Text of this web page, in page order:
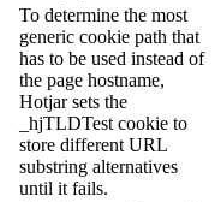
To determine the most
generic cookie path that
has to be used instead of
the page hostname,
Hotjar sets the
_hjTLDTest cookie to
store different URL
substring alternatives
until it fails.